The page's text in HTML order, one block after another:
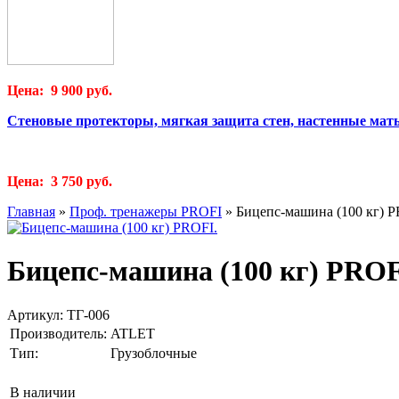
Цена: 9 900 руб.
Стеновые протекторы, мягкая защита стен, настенные
Цена: 3 750 руб.
Главная » Проф. тренажеры PROFI » Бицепс-машина (100 кг)
Бицепс-машина (100 кг)
Артикул: ТГ-006
Производитель: ATLET
Тип:
Грузоблочные
В наличии